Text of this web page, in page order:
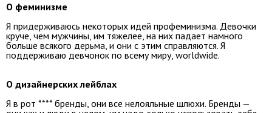
О феминизме
Я придерживаюсь некоторых идей профеминизма. Девочки
круче, чем мужчины, им тяжелее, на них падает намного
больше всякого дерьма, и они с этим справляются. Я
поддерживаю девчонок по всему миру, worldwide.
О дизайнерских лейблах
Я в рот **** бренды, они все нелояльные шлюхи. Бренды —